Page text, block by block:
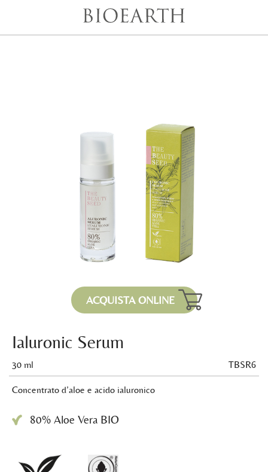
ACQUISTA ONLINE
Ialuronic Serum
30 ml TBSR6
Concentrato d’aloe e acido ialuronico
80% Aloe Vera BIO